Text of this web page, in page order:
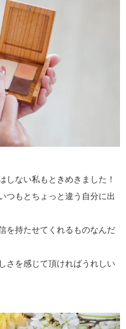
しない私もときめきました！
つもとちょっと違う自分に出
を持たせてくれるものなんだ
さを感じて頂ければうれしい